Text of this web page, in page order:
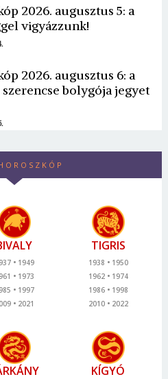
2026. augusztus 5: a
vigyázzunk!
2026. augusztus 6: a
szerencse bolygója jegyet
1949
1973
1997
2021
TIGRIS
1938
1950
1962
1974
1986
1998
2010
2022
KÍGYÓ